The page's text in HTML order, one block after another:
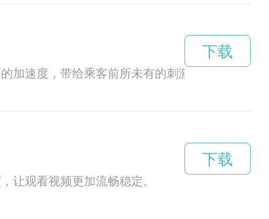
加速度，带给乘客前所未有的刺激感和极限速度
下载
让观看视频更加流畅稳定。
下载